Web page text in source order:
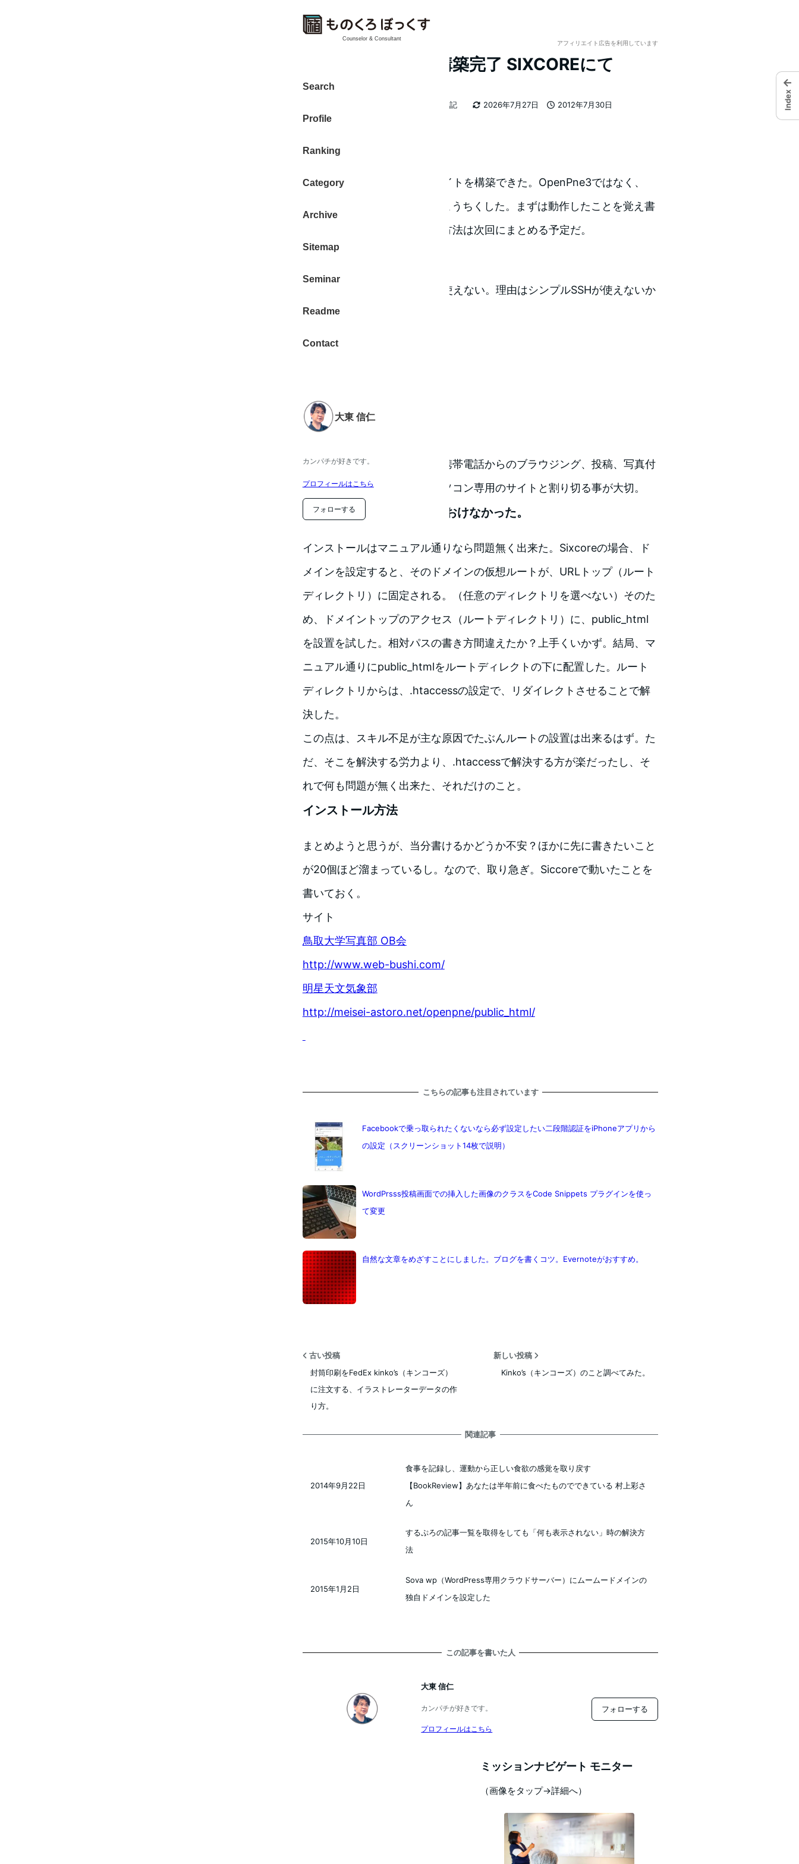
Counselor & Consultant
Search
Profile
Ranking
Category
Archive
Sitemap
Seminar
Readme
Contact
大東 信仁
カンパチが好きです。
プロフィールはこちら
フォローする
アフィリエイト広告を利用しています
OpenPNE サイト構築完了 SIXCOREにて
2026年7月27日
2012年7月30日
2026年日記
Sixcoreにて、OpenPNEのサイトを構築できた。OpenPne3ではなく、
OpenPne2を使ってサイトをこうちくした。まずは動作したことを覚え書
きにとどめた。インストール方法は次回にまとめる予定だ。
OpenPNE３
Sixcoreでは、OpenPNE３は使えない。理由はシンプルSSHが使えないか
ら。
OpenPNE2
安定版 OpenPNE2.14.9
出来なかったこと
携帯電話を使う機能すべて。携帯電話からのブラウジング、投稿、写真付
き投稿。全て、出来ない。パソコン専用のサイトと割り切る事が大切。
結局どう？ルートに上手くおけなかった。
インストールはマニュアル通りなら問題無く出来た。Sixcoreの場合、ド
メインを設定すると、そのドメインの仮想ルートが、URLトップ（ルート
ディレクトリ）に固定される。（任意のディレクトリを選べない）そのた
め、ドメイントップのアクセス（ルートディレクトリ）に、public_html
を設置を試した。相対パスの書き方間違えたか？上手くいかず。結局、マ
ニュアル通りにpublic_htmlをルートディレクトの下に配置した。ルート
ディレクトリからは、.htaccessの設定で、リダイレクトさせることで解
決した。
この点は、スキル不足が主な原因でたぶんルートの設置は出来るはず。た
だ、そこを解決する労力より、.htaccessで解決する方が楽だったし、そ
れで何も問題が無く出来た、それだけのこと。
インストール方法
まとめようと思うが、当分書けるかどうか不安？ほかに先に書きたいこと
が20個ほど溜まっているし。なので、取り急ぎ。Siccoreで動いたことを
書いておく。
サイト
鳥取大学写真部 OB会
http://www.web-bushi.com/
明星天文気象部
http://meisei-astoro.net/openpne/public_html/
こちらの記事も注目されています
Facebookで乗っ取られたくないなら必ず設定したい二段階認証をiPhoneアプリから
の設定（スクリーンショット14枚で説明）
WordPrsss投稿画面での挿入した画像のクラスをCode Snippets プラグインを使っ
て変更
自然な文章をめざすことにしました。ブログを書くコツ。Evernoteがおすすめ。
古い投稿
封筒印刷をFedEx kinko’s（キンコーズ）
に注文する、イラストレーターデータの作
り方。
新しい投稿
Kinko’s（キンコーズ）のこと調べてみた。
関連記事
食事を記録し、運動から正しい食欲の感覚を取り戻す
【BookReview】あなたは半年前に食べたものでできている 村上彩さ
ん
2014年9月22日
するぷろの記事一覧を取得をしても「何も表示されない」時の解決方
法
2015年10月10日
Sova wp（WordPress専用クラウドサーバー）にムームードメインの
独自ドメインを設定した
2015年1月2日
この記事を書いた人
大東 信仁
カンパチが好きです。
プロフィールはこちら
フォローする
ミッションナビゲート モニター
（画像をタップ→詳細へ）
←
Index